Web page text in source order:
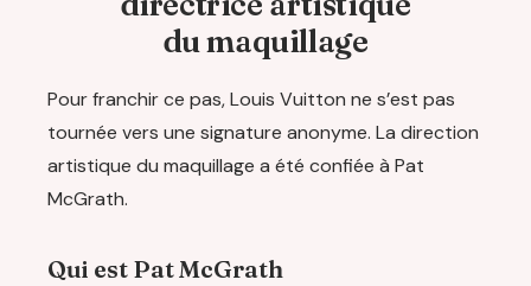
du maquillage
Pour franchir ce pas, Louis Vuitton ne s’est pas
tournée vers une signature anonyme. La direction
artistique du maquillage a été confiée à Pat
McGrath.
Qui est Pat McGrath